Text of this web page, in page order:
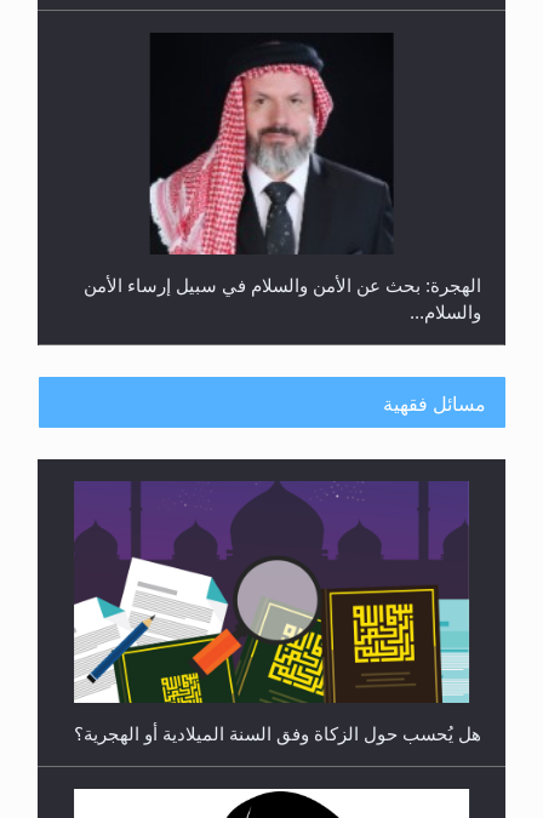
الهجرة: بحث عن الأمن والسلام في سبيل إرساء الأمن
والسلام...
رأيٌ في لغة المسيح الموعود عليه السلام ..«3» نظرة
في شعر المسيح الموعود عليه السلام.....
مسائل فقهية
هل يُحسب حول الزكاة وفق السنة الميلادية أو الهجرية؟